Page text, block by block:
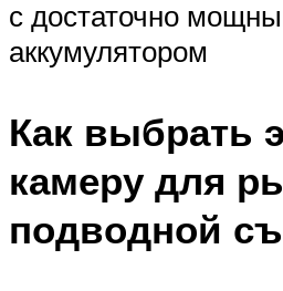
с достаточно
аккумулятором
Как выбрать
камеру для
подводной